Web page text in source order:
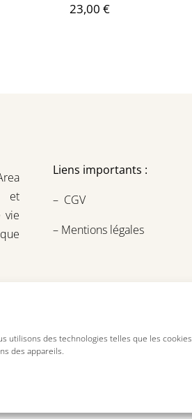
utilisons des technologies telles que les cookies
des appareils.
23,00 €
et
vie
Liens importants :
– CGV
–Mentions légales